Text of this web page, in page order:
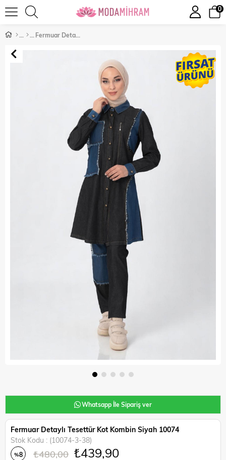
0
Fermuar Detaylı Tesettür Kot Kombin Siyah 10074
Whatsapp İle Sipariş ver
Fermuar Detaylı Tesettür Kot Kombin Siyah 10074
Stok Kodu
(10074-3-38)
%8 ₺480,00 ₺439,90